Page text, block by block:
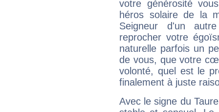
votre générosité
héros solaire de la
Seigneur d'un
reprocher votre
naturelle parfois un
de vous, que votre
volonté, quel est le
finalement à juste
Avec le signe du